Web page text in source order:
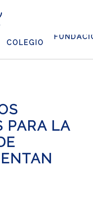
COLEGIO
PARA LA